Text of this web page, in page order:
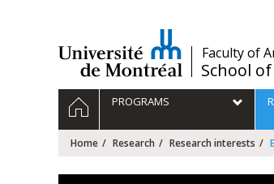
/Faculty of
School of
Navigation
principale
HOMEPROGRAMS
Home Research Research interests